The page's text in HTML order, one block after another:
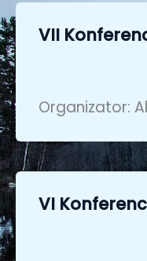
VII
Organizator:
VI